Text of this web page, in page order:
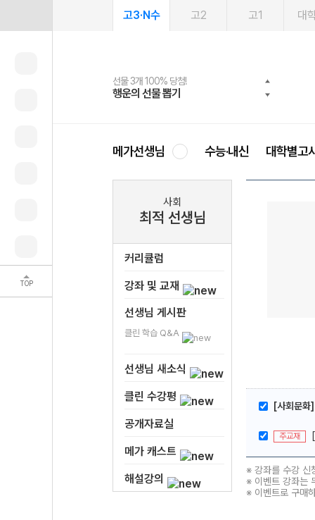
TOP
고3·N수 고2 고1 대
선물 3개 100% 당첨!
행운의 선물 뽑기
선물 100% 증정!
메가스터디 X 올리브
여름방학 스터디 캐시백
메가런 썸머스쿨
2027 러셀 단과
강사 공개선발
스마트러닝앱
설문 EVENT
메가패스
3일 무료 체험권
메가패스 수강생 무료혜택!
메가클럽 멤버십
사회공헌 캠페인
희망이룸 메가나눔
메가선생님 수능·내신 대학별고
사회
최적 선생님
커리큘럼
강좌 및 교재
선생님 게시판
클린 학습 Q&A
선생님 새소식
클린 수강평
공개자료실
메가 캐스트
해설강의
[사회문
주교재
※ 강좌를 수강 신
※ 이벤트 강좌는
※ 이벤트로 구매